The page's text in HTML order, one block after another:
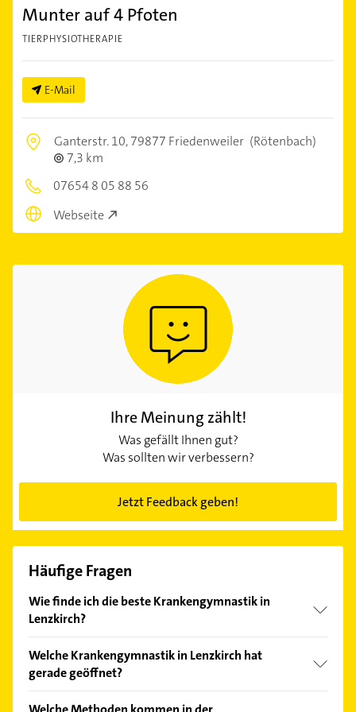
Munter auf 4 Pfoten
TIERPHYSIOTHERAPIE
E-Mail
Ganterstr. 10,79877 Friedenweiler (Rötenbach)
7,3 km
07654 8 05 88 56
Webseite
Ihre Meinung zählt!
Was gefällt Ihnen gut?
Was sollten wir verbessern?
Jetzt Feedback geben!
Häufige Fragen
Wie finde ich die beste Krankengymnastik in
Lenzkirch?
Kundenmeinungen und profitieren Sie von den
Empfehlungen. Die Suchergebnisse können Sie sich
Welche Krankengymnastik in Lenzkirch hat
gerade geöffnet?